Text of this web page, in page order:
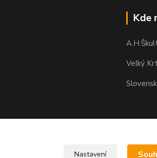
Kde
Veľký
Nastavení